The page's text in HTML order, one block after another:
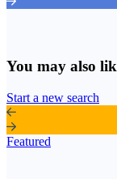
You may also
Start a new search
Featured